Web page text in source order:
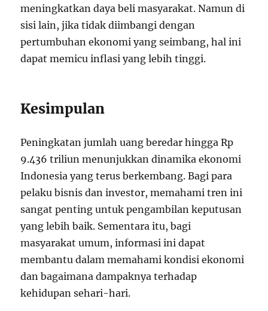
meningkatkan daya beli masyarakat. Namun di
sisi lain, jika tidak diimbangi dengan
pertumbuhan ekonomi yang seimbang, hal ini
dapat memicu inflasi yang lebih tinggi.
Kesimpulan
Peningkatan jumlah uang beredar hingga Rp
9.436 triliun menunjukkan dinamika ekonomi
Indonesia yang terus berkembang. Bagi para
pelaku bisnis dan investor, memahami tren ini
sangat penting untuk pengambilan keputusan
yang lebih baik. Sementara itu, bagi
masyarakat umum, informasi ini dapat
membantu dalam memahami kondisi ekonomi
dan bagaimana dampaknya terhadap
kehidupan sehari-hari.